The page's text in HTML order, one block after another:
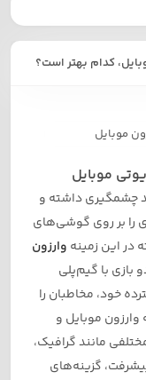
است؟
کدام بهتر است؟
موبایل
داشته و
بر روی گوشی‌های
این زمینهوارزون
با گیم‌پلی
مخاطبان را
موبایل و
مانند گرافیک،
گزینه‌های